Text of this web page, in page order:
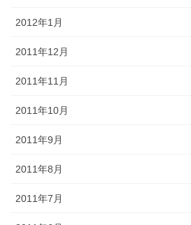
2012年1月
2011年12月
2011年11月
2011年10月
2011年9月
2011年8月
2011年7月